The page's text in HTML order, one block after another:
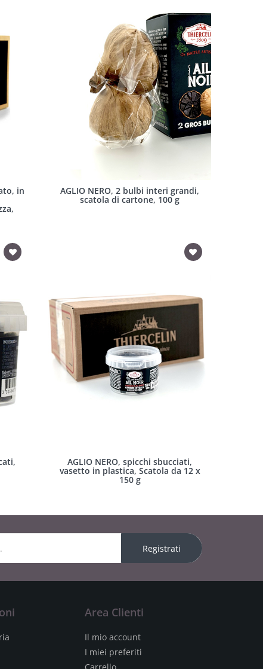
in AGLIO NERO, 2 bulbi interi grandi,
scatola di cartone, 100 g
AGLIO NERO, spicchi sbucciati,
vasetto in plastica, Scatola da 12 x
150 g
Registrati
Area Clienti
Il mio account
I miei preferiti